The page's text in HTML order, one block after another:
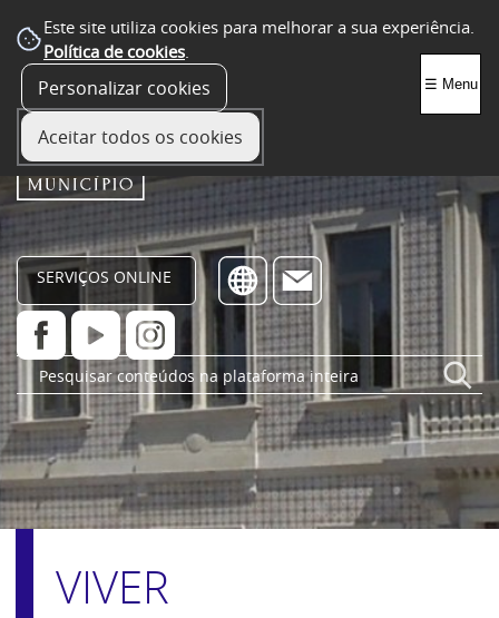
Este site utiliza cookies para melhorar a sua experiência.
Política de cookies.
Personalizar cookies
Aceitar todos os cookies
SERVIÇOS ONLINE
☰ Menu
VIVER